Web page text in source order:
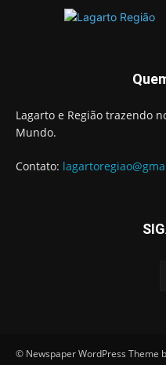
Lagarto e Região trazendo
Mundo.
Contato:
© Newspaper WordPress Theme